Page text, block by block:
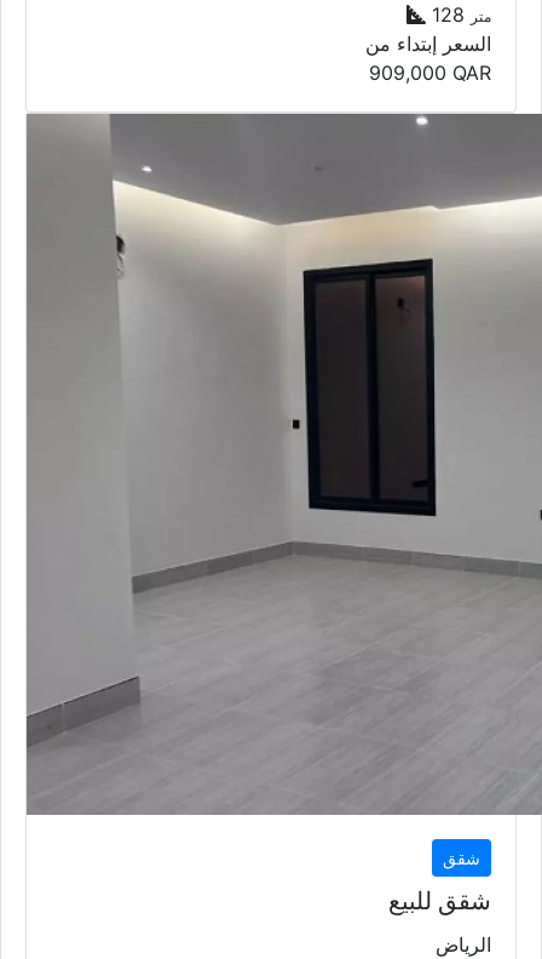
128
متر
السعر إبتداء من
909,000 QAR
شقق
شقق للبيع
الرياض